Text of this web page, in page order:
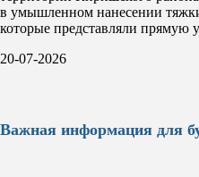
в умышленном нанесении
которые представляли прямую
20-07-2026
Важная информация для